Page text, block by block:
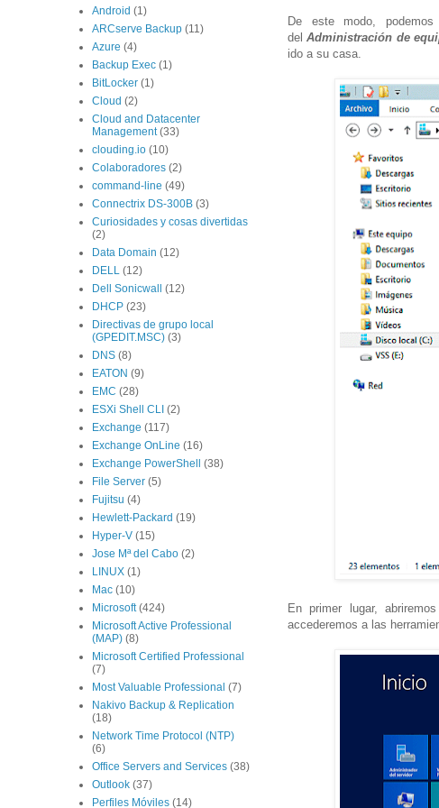
De este modo,
delAdministración de
ido a su casa.
En primer lugar,
accederemos a las
Android (1)
ARCserve Backup (11)
Azure (4)
Backup Exec (1)
BitLocker (1)
Cloud (2)
Cloud and Datacenter
Management (33)
clouding.io (10)
Colaboradores (2)
command-line (49)
Connectrix DS-300B (3)
Curiosidades y cosas divertidas
(2)
Data Domain (12)
DELL (12)
Dell Sonicwall (12)
DHCP (23)
Directivas de grupo local
(GPEDIT.MSC) (3)
DNS (8)
EATON (9)
EMC (28)
ESXi Shell CLI (2)
Exchange (117)
Exchange OnLine (16)
Exchange PowerShell (38)
File Server (5)
Fujitsu (4)
Hewlett-Packard (19)
Hyper-V (15)
Jose Mª del Cabo (2)
LINUX (1)
Mac (10)
Microsoft (424)
Microsoft Active Professional
(MAP) (8)
Microsoft Certified Professional
(7)
Most Valuable Professional (7)
Nakivo Backup & Replication
(18)
Network Time Protocol (NTP)
(6)
Office Servers and Services (38)
Outlook (37)
Perfiles Móviles (14)